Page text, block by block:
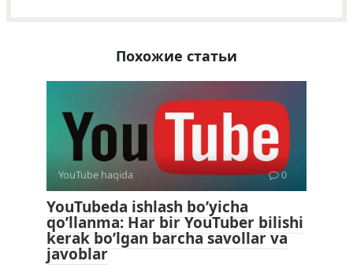
Похожие статьи
YouTube haqida 0
YouTubeda ishlash bo’yicha
qo’llanma: Har bir YouTuber bilishi
kerak bo’lgan barcha savollar va
javoblar